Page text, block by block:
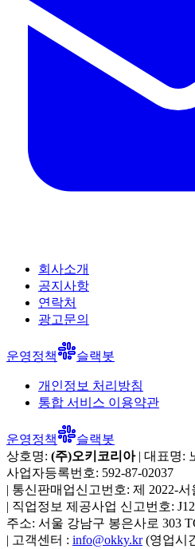
회사소개
공지사항
연락처
광고문의
운영정책 슬랙봇
개인정보 처리방침
통합 서비스 이용약관
운영정책
슬랙봇
상호명: (주)오키코리아| 대표명:
사업자등록번호: 592-87-02037
| 통신판매업신고번호: 제 2022-서
| 직업정보 제공사업 신고번호:
주소: 서울 강남구 봉은사로 303
| 고객센터 : info@okky.kr (영업시